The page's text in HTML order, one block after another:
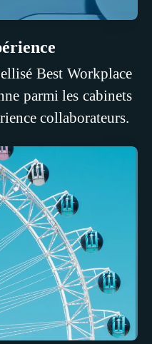
Best Workplace
parmi les cabinets
collaborateurs.